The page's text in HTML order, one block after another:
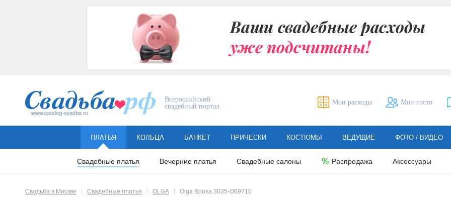
Всероссийский
свадебный портал
Мои расходы Мои гости
ПЛАТЬЯ
Свадебные платья Вечерние платья Свадебные салоны Распродажа Аксессуары
КОЛЬЦА БАНКЕТ ПРИЧЕСКИ КОСТЮМЫ ВЕДУЩИЕ ФОТО / ВИДЕО
Свадьба в Москве Свадебные платья OLGA Olga Sposa 3035-O69710